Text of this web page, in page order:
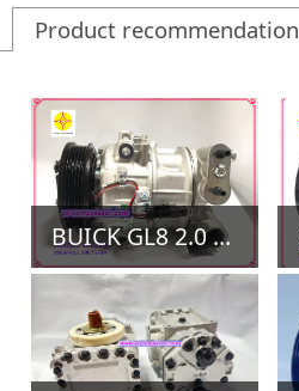
Product recommendation
BUICK GL8 2.0 2016 GENERAL MOTORS 别克威朗1.5 2.0 5PK 110MM 雪佛兰新科鲁兹 (CP3) 1.4 1.5 迈锐宝 (EG3) 1.4 2.0 2.4 13367372 13427936 39034463 39076799 95525472